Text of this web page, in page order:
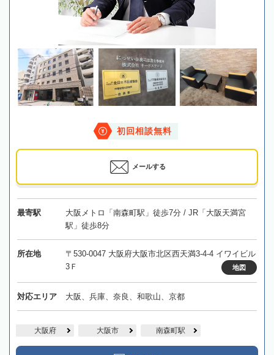
初回相談無料
メールする
最寄駅
大阪メトロ「南森町駅」徒歩7分 / JR「大阪天満宮
駅」徒歩8分
所在地
〒530-0047 大阪府大阪市北区西天満3-4-4 イワイビル
3Ｆ
地図
対応エリア 大阪、兵庫、奈良、和歌山、京都
大阪府 大阪市 南森町駅